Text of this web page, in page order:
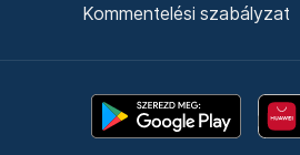
Kommentelési szabályzat